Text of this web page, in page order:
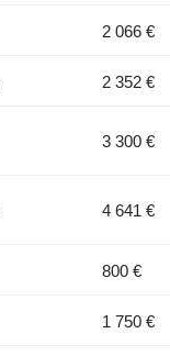
2 066 €
2 352 €
3 300 €
4 641 €
800 €
1 750 €